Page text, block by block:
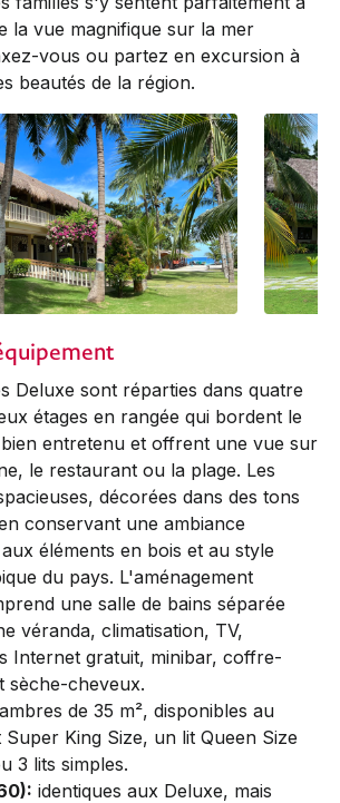
la vue magnifique sur la mer
vous ou partez en excursion à
beautés de la région.
Deluxe sont réparties dans quatre
étages en rangée qui bordent le
entretenu et offrent une vue sur
le restaurant ou la plage. Les
décorées dans des tons
conservant une ambiance
éléments en bois et au style
du pays. L'aménagement
une salle de bains séparée
véranda, climatisation, TV,
Internet gratuit, minibar, coffre-
sèche-cheveux.
de 35 m², disponibles au
King Size, un lit Queen Size
3 lits simples.
identiques aux Deluxe, mais